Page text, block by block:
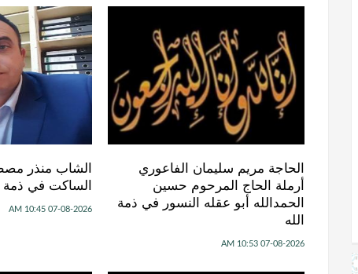
الحاجة مريم سليمان الفاعوري
أرملة الحاج المرحوم حسين
الحمدالله أبو عقله النسور في ذمة
الله
07-08-2026 10:53 AM
الشاب منذر
الساكت في ذمة
07-08-2026 10:45 AM